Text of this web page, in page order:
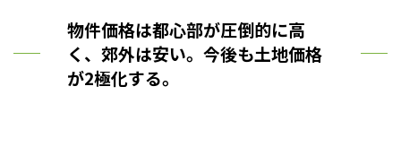
物件価格は都心部が圧倒的に高
く、郊外は安い。今後も土地価格
が2極化する。